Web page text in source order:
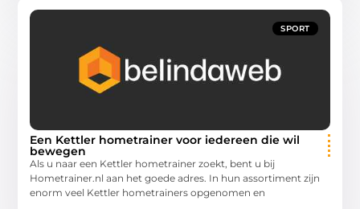
SPORT
Een Kettler hometrainer voor iedereen die wil
bewegen
Als u naar een Kettler hometrainer zoekt, bent u bij
Hometrainer.nl aan het goede adres. In hun assortiment zijn
enorm veel Kettler hometrainers opgenomen en